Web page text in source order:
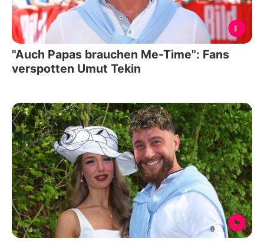
"Auch Papas brauchen Me-Time": Fans
verspotten Umut Tekin